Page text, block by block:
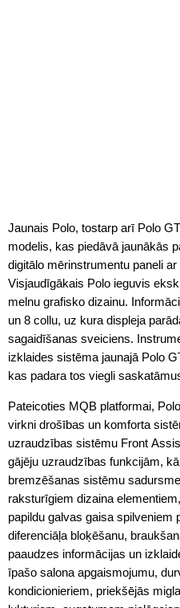
Jaunais Polo, tostarp arī Polo
modelis, kas piedāvā jaunākās
digitālo mērinstrumentu paneli
Visjaudīgākais Polo ieguvis
melnu grafisko dizainu.
un 8 collu, uz kura displeja
sagaidīšanas sveiciens.
izklaides sistēma jaunajā Polo
kas padara tos viegli
Pateicoties MQB platformai,
virkni drošības un komforta
uzraudzības sistēmu Front
gājēju uzraudzības funkcijām,
bremzēšanas sistēmu
raksturīgiem dizaina
papildu galvas gaisa spilveniem
diferenciāļa bloķēšanu,
paaudzes informācijas un
īpašo salona apgaismojumu,
kondicionieriem, priekšējās